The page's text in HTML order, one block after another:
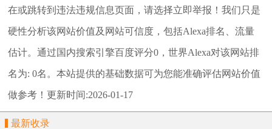
在或跳转到违法违规信息页面，请选择立即举报 ！我们只是
硬性分析该网站价值及网站可信度，包括Alexa排名、流量
估计。通过国内搜索引擎百度评分0，世界Alexa对该网站排
名为: 0名。本站提供的基础数据可为您能准确评估网站价值
做参考！更新时间:2026-01-17
最新收录